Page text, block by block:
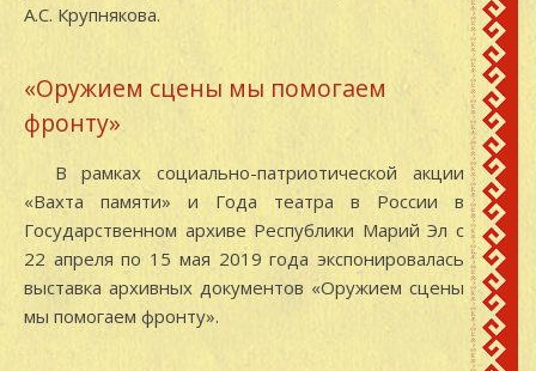
А.С. Крупнякова.
«Оружием сцены мы помогаем
фронту»
В рамках социально-патриотической акции
«Вахта памяти» и Года театра в России в
Государственном архиве Республики Марий Эл с
22 апреля по 15 мая 2019 года экспонировалась
выставка архивных документов «Оружием сцены
мы помогаем фронту».